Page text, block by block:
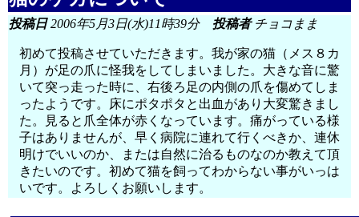
投稿日2006年5月3日(水)11時39分 投稿者チョコまま
初めて投稿させていただきます。我が家の猫（メス８カ
月）が足の爪に怪我をしてしまいました。大きな音に驚
いて突っ走った時に、右後ろ足の内側の爪を傷めてしま
ったようです。床にポタポタと出血があり大変驚きまし
た。見ると爪全体が赤くなっています。痛がっている様
子はありませんが、早く病院に連れて行くべきか、連休
明けでいいのか、または自然に治るものなのか教えて頂
きたいのです。初めて猫を飼ってわからない事がいっは
いです。よろしくお願いします。